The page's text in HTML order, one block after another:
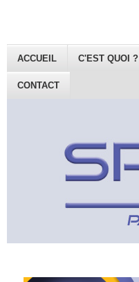
ACCUEIL C'EST QUOI ?
CONTACT